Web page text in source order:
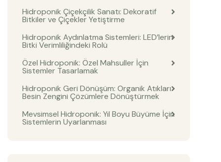
Hidroponik Çiçekçilik Sanatı: Dekoratif
Bitkiler ve Çiçekler Yetiştirme
Hidroponik Aydınlatma Sistemleri: LED’lerin
Bitki Verimliliğindeki Rolü
Özel Hidroponik: Özel Mahsuller İçin
Sistemler Tasarlamak
Hidroponik Geri Dönüşüm: Organik Atıkları
Besin Zengini Çözümlere Dönüştürmek
Mevsimsel Hidroponik: Yıl Boyu Büyüme İçin
Sistemlerin Uyarlanması